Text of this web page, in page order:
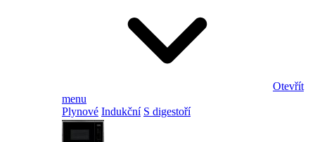
Otevřít
menu
Plynové Indukční S digestoří